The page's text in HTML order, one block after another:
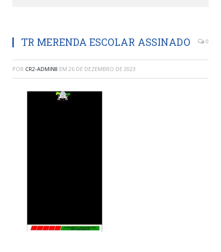
TR MERENDA ESCOLAR ASSINADO 0
POR CR2-ADMIN8 EM 26 DE DEZEMBRO DE 2023